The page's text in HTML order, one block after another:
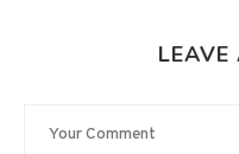
LEAVE